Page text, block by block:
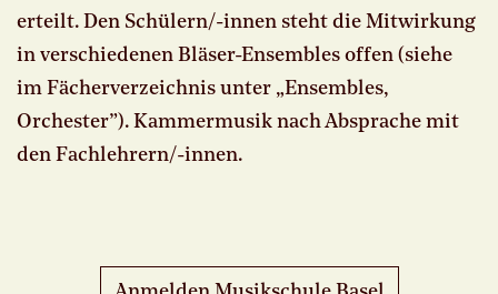
erteilt. Den Schülern/-innen steht die Mitwirkung
in verschiedenen Bläser-Ensembles offen (siehe
im Fächerverzeichnis unter „Ensembles,
Orchester”). Kammermusik nach Absprache mit
den Fachlehrern/-innen.